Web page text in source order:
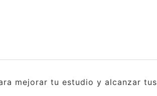
mejorar tu estudio y alcanzar tus